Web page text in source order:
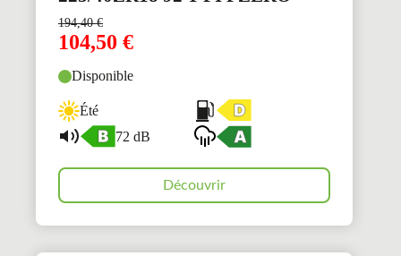
194,40€
104,50 €
Disponible
Été
72 dB
Découvrir